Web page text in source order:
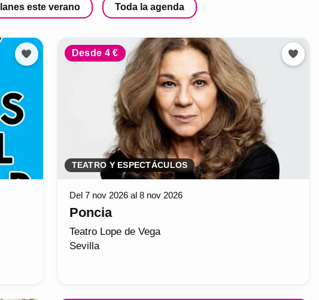
este verano Toda la agenda
Desde 4 €
TEATRO Y ESPECTÁCULOS
Del 7 nov 2026 al 8 nov 2026
Poncia
Teatro Lope de Vega
Sevilla